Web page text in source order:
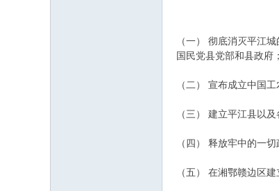
（一） 彻底消灭平江
国民党县党部和县政府；
（二） 宣布成立中国
（三） 建立平江县以
（四） 释放牢中的一切
（五） 在湘鄂赣边区